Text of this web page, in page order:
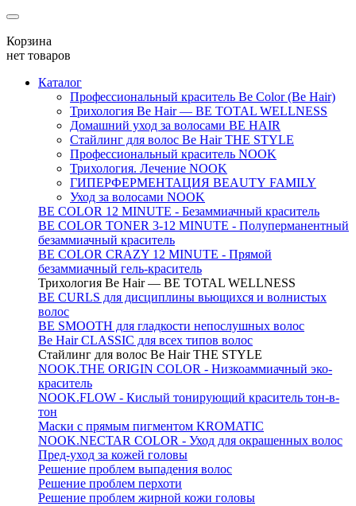
Корзина
нет товаров
Каталог
Профессиональный краситель Be Color (Be Hair)
Трихология Be Hair — BE TOTAL WELLNESS
Домашний уход за волосами BE HAIR
Стайлинг для волос Be Hair THE STYLE
Профессиональный краситель NOOK
Трихология. Лечение NOOK
ГИПЕРФЕРМЕНТАЦИЯ BEAUTY FAMILY
Уход за волосами NOOK
BE COLOR 12 MINUTE - Безаммиачный краситель
BE COLOR TONER 3-12 MINUTE - Полуперманентный
безаммиачный краситель
BE COLOR CRAZY 12 MINUTE - Прямой
безаммиачный гель-краситель
Трихология Be Hair — BE TOTAL WELLNESS
BE CURLS для дисциплины вьющихся и волнистых
волос
BE SMOOTH для гладкости непослушных волос
Be Hair CLASSIC для всех типов волос
Стайлинг для волос Be Hair THE STYLE
NOOK.THE ORIGIN COLOR - Низкоаммиачный эко-
краситель
NOOK.FLOW - Кислый тонирующий краситель тон-в-
тон
Маски с прямым пигментом KROMATIC
NOOK.NECTAR COLOR - Уход для окрашенных волос
Пред-уход за кожей головы
Решение проблем выпадения волос
Решение проблем перхоти
Решение проблем жирной кожи головы